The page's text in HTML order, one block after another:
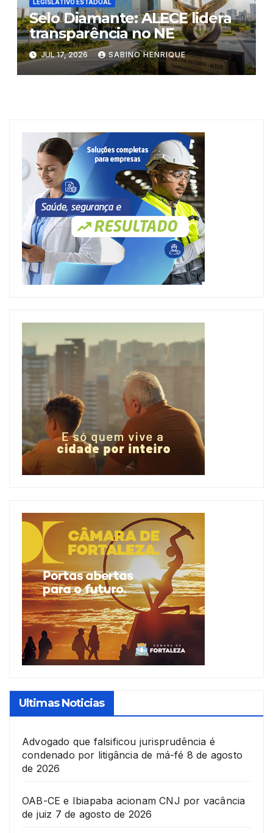
LEGISLATIVO ESTADUAL
Selo Diamante: ALECE lidera
transparência no NE
JUL 17, 2026 SABINO HENRIQUE
Ultimas Noticias
Advogado que falsificou jurisprudência é
condenado por litigância de má-fé 8 de agosto
de 2026
OAB-CE e Ibiapaba acionam CNJ por vacância
de juiz 7 de agosto de 2026